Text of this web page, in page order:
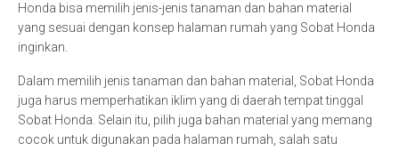
Honda bisa memilih jenis-jenis tanaman dan bahan material
yang sesuai dengan konsep halaman rumah yang Sobat Honda
inginkan.
Dalam memilih jenis tanaman dan bahan material, Sobat Honda
juga harus memperhatikan iklim yang di daerah tempat tinggal
Sobat Honda. Selain itu, pilih juga bahan material yang memang
cocok untuk digunakan pada halaman rumah, salah satu